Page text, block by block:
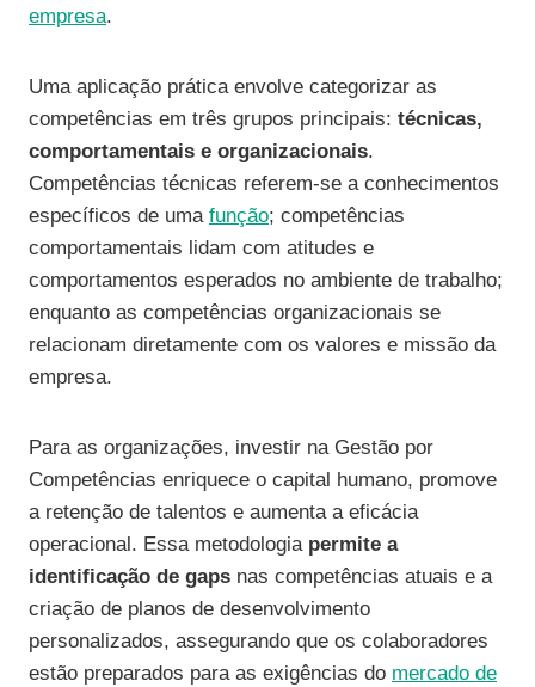
empresa.
Uma aplicação prática envolve categorizar as
competências em três grupos principais: técnicas,
comportamentais e organizacionais.
Competências técnicas referem-se a conhecimentos
específicos de uma função; competências
comportamentais lidam com atitudes e
comportamentos esperados no ambiente de trabalho;
enquanto as competências organizacionais se
relacionam diretamente com os valores e missão da
empresa.
Para as organizações, investir na Gestão por
Competências enriquece o capital humano, promove
a retenção de talentos e aumenta a eficácia
operacional. Essa metodologia permite a
identificação de gaps nas competências atuais e a
criação de planos de desenvolvimento
personalizados, assegurando que os colaboradores
estão preparados para as exigências do mercado de